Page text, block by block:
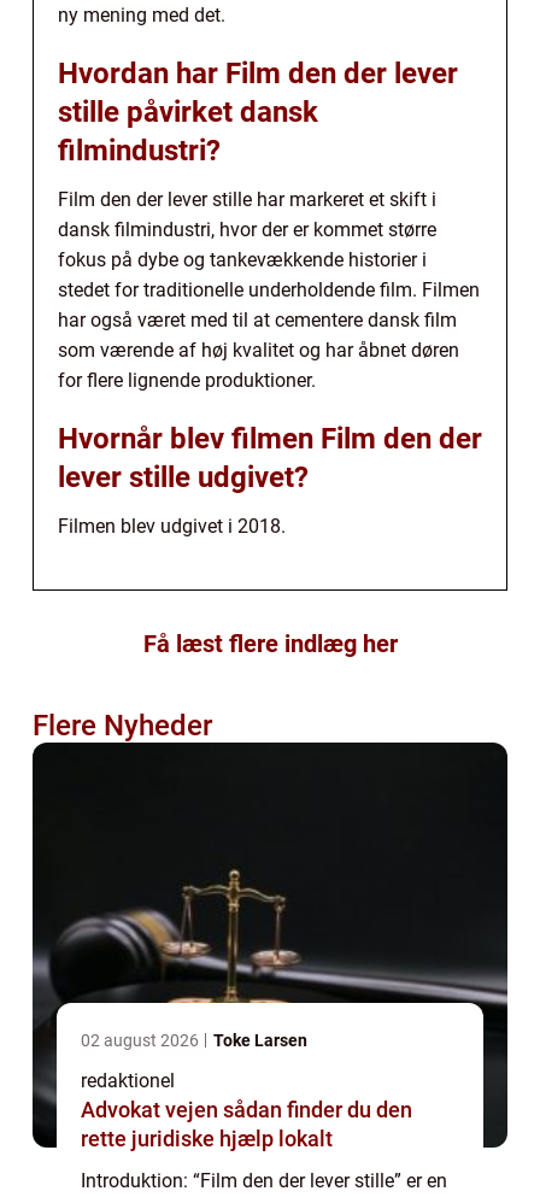
ny mening med det.
Hvordan har Film den der lever
stille påvirket dansk
filmindustri?
Film den der lever stille har markeret et skift i
dansk filmindustri, hvor der er kommet større
fokus på dybe og tankevækkende historier i
stedet for traditionelle underholdende film. Filmen
har også været med til at cementere dansk film
som værende af høj kvalitet og har åbnet døren
for flere lignende produktioner.
Hvornår blev filmen Film den der
lever stille udgivet?
Filmen blev udgivet i 2018.
Få læst flere indlæg her
Flere Nyheder
02 august 2026 Toke Larsen
redaktionel
Advokat vejen sådan finder du den
rette juridiske hjælp lokalt
Introduktion: “Film den der lever stille” er en